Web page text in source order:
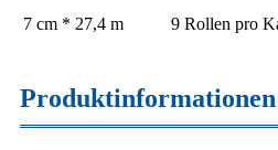
7 cm * 27,4 m 9 Rollen pro
Produktinformationen